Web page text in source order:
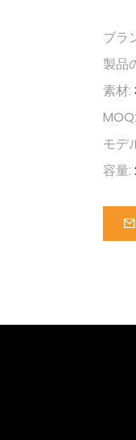
ブラ
製品
素材:
MOQ:
モデ
容量: